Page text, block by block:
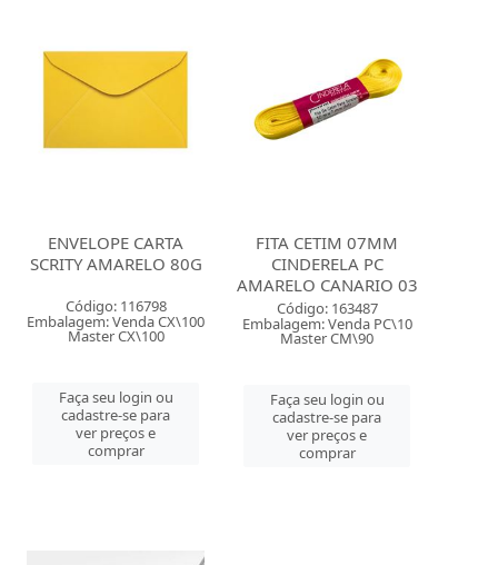
ENVELOPE CARTA
SCRITY AMARELO 80G
Código: 116798
Embalagem: Venda CX\100
Master CX\100
Faça seu login ou
cadastre-se para
ver preços e
comprar
FITA CETIM 07MM
CINDERELA PC
AMARELO CANARIO 03
Código: 163487
Embalagem: Venda PC\10
Master CM\90
Faça seu login ou
cadastre-se para
ver preços e
comprar